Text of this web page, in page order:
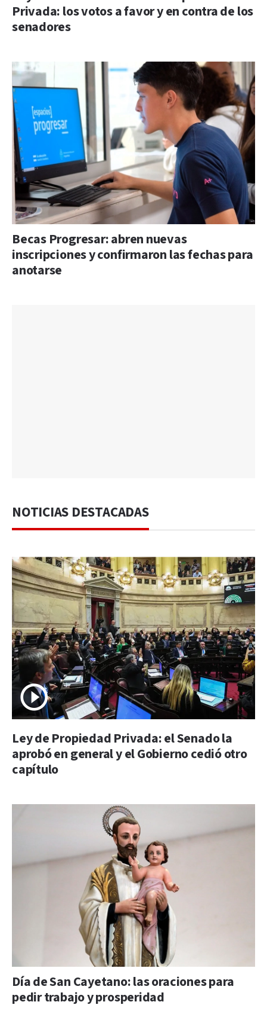
Privada: los votos a favor y en contra de los
senadores
Becas Progresar: abren nuevas
inscripciones y confirmaron las fechas para
anotarse
NOTICIAS DESTACADAS
Ley de Propiedad Privada: el Senado la
aprobó en general y el Gobierno cedió otro
capítulo
Día de San Cayetano: las oraciones para
pedir trabajo y prosperidad